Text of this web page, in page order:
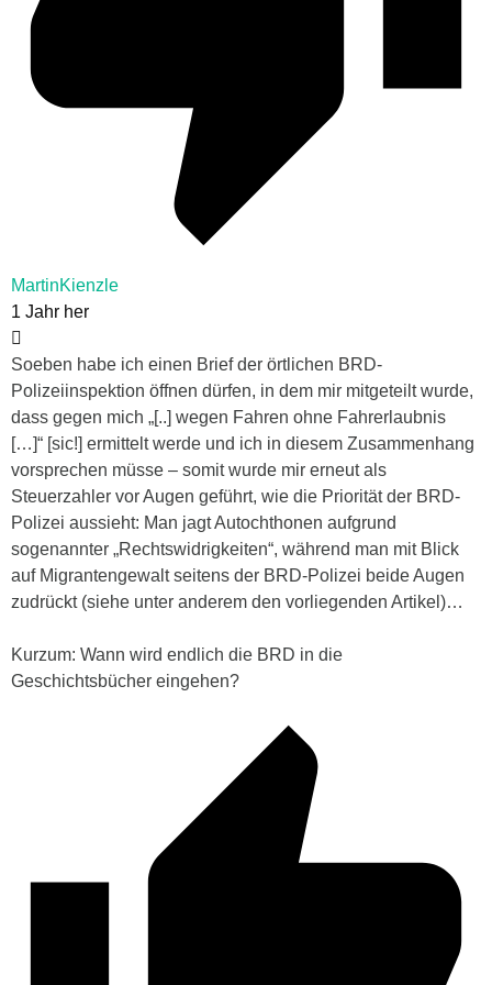
MartinKienzle
1 Jahr her
Soeben habe ich einen Brief der örtlichen BRD-
Polizeiinspektion öffnen dürfen, in dem mir mitgeteilt wurde,
dass gegen mich „[..] wegen Fahren ohne Fahrerlaubnis
[…]“ [sic!] ermittelt werde und ich in diesem Zusammenhang
vorsprechen müsse – somit wurde mir erneut als
Steuerzahler vor Augen geführt, wie die Priorität der BRD-
Polizei aussieht: Man jagt Autochthonen aufgrund
sogenannter „Rechtswidrigkeiten“, während man mit Blick
auf Migrantengewalt seitens der BRD-Polizei beide Augen
zudrückt (siehe unter anderem den vorliegenden Artikel)…
Kurzum: Wann wird endlich die BRD in die
Geschichtsbücher eingehen?